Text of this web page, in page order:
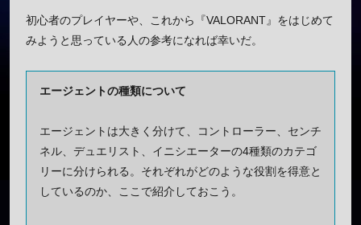
初心者のプレイヤーや、これから『VALORANT』をはじめて
みようと思っている人の参考になれば幸いだ。
エージェントの種類について
エージェントは大きく分けて、コントローラー、センチ
ネル、デュエリスト、イニシエーターの4種類のカテゴ
リーに分けられる。それぞれがどのような役割を得意と
しているのか、ここで紹介しておこう。